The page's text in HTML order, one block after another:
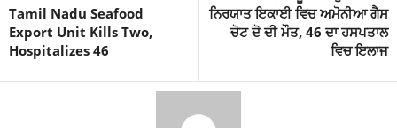
Tamil Nadu Seafood
Export Unit Kills Two,
Hospitalizes 46
ਨਿਰਯਾਤ ਇਕਾਈ ਵਿਚ ਅਮੋਨੀਆ ਗੈਸ
ਚੋਟ ਦੋ ਦੀ ਮੌਤ, 46 ਦਾ ਹਸਪਤਾਲ
ਵਿਚ ਇਲਾਜ